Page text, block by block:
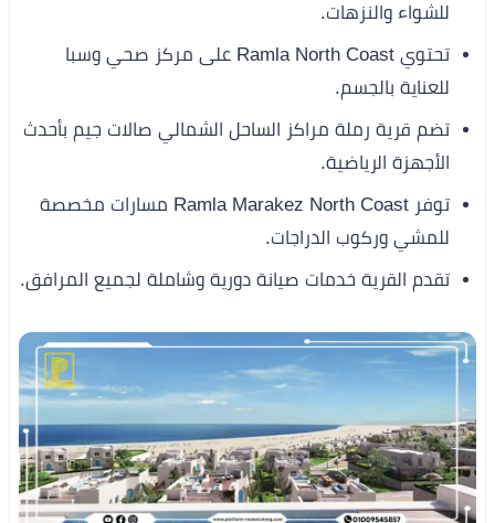
للشواء والنزهات.
تحتوي Ramla North Coast على مركز صحي وسبا
للعناية بالجسم.
تضم قرية رملة مراكز الساحل الشمالي صالات جيم بأحدث
الأجهزة الرياضية.
توفر Ramla Marakez North Coast مسارات مخصصة
للمشي وركوب الدراجات.
تقدم القرية خدمات صيانة دورية وشاملة لجميع المرافق.